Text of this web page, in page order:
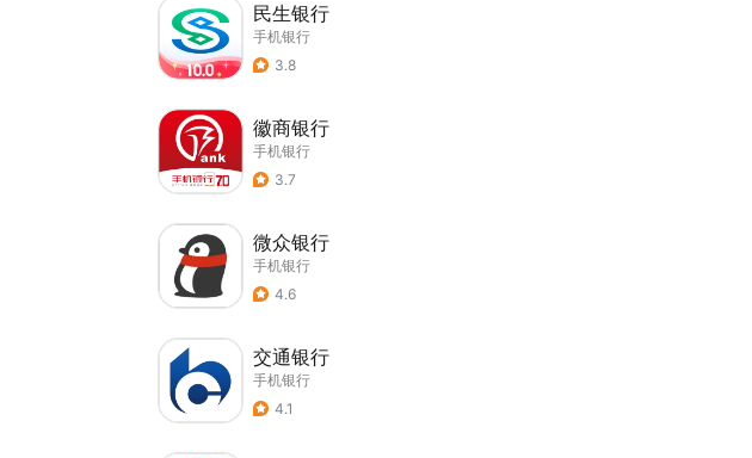
民生银行
手机银行
3.8
徽商银行
手机银行
3.7
微众银行
手机银行
4.6
交通银行
手机银行
4.1